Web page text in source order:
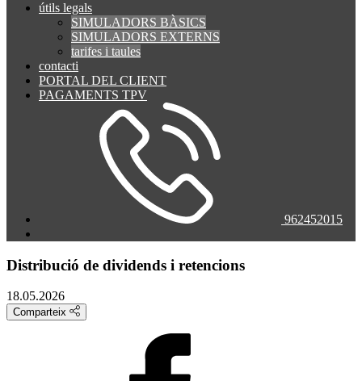
útils legals
SIMULADORS BÀSICS
SIMULADORS EXTERNS
tarifes i taules
contacti
PORTAL DEL CLIENT
PAGAMENTS TPV
962452015
Distribució de dividends i retencions
18.05.2026
Comparteix